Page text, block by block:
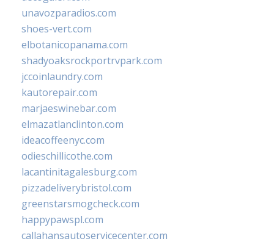
unavozparadios.com
shoes-vert.com
elbotanicopanama.com
shadyoaksrockportrvpark.com
jccoinlaundry.com
kautorepair.com
marjaeswinebar.com
elmazatlanclinton.com
ideacoffeenyc.com
odieschillicothe.com
lacantinitagalesburg.com
pizzadeliverybristol.com
greenstarsmogcheck.com
happypawspl.com
callahansautoservicecenter.com